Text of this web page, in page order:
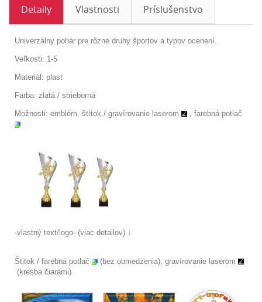
Detaily Vlastnosti Príslušenstvo
Univerzálny pohár pre rôzne druhy športov a typov ocenení.
Veľkosti: 1-5
Materiál: plast
Farba: zlatá / strieborná
Možnosti: emblém, štítok / gravírovanie laserom , farebná potlač
-vlastný text/logo- (viac detailov) ↓
Štitok / farebná potlač
(bez obmedzenia), gravírovanie laserom
(kresba čiarami)